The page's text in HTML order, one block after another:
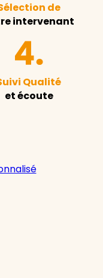
de
intervenant
Qualité
et écoute